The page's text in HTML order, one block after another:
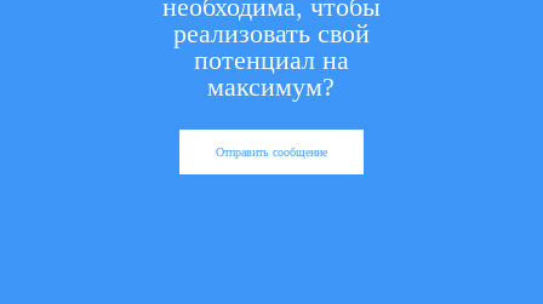
необходима, чтобы
реализовать свой
потенциал на
максимум?
Отправить сообщение